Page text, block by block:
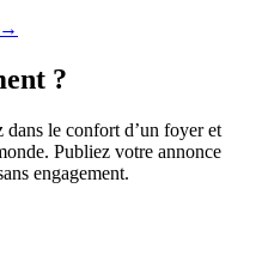
→
?
le confort d’un foyer et
Publiez votre annonce
engagement.